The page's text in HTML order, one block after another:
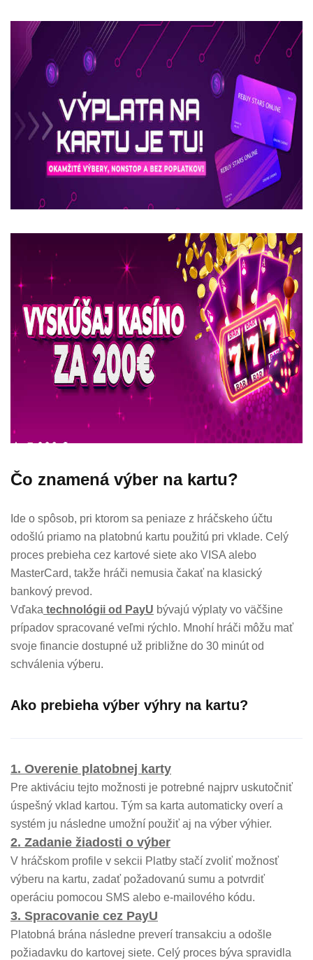
Čo znamená výber na kartu?
Ide o spôsob, pri ktorom sa peniaze z hráčskeho účtu
odošlú priamo na platobnú kartu použitú pri vklade. Celý
proces prebieha cez kartové siete ako VISA alebo
MasterCard, takže hráči nemusia čakať na klasický
bankový prevod.
Vďaka technológii od PayU bývajú výplaty vo väčšine
prípadov spracované veľmi rýchlo. Mnohí hráči môžu mať
svoje financie dostupné už približne do 30 minút od
schválenia výberu.
Ako prebieha výber výhry na kartu?
1. Overenie platobnej karty
Pre aktiváciu tejto možnosti je potrebné najprv uskutočniť
úspešný vklad kartou. Tým sa karta automaticky overí a
systém ju následne umožní použiť aj na výber výhier.
2. Zadanie žiadosti o výber
V hráčskom profile v sekcii Platby stačí zvoliť možnosť
výberu na kartu, zadať požadovanú sumu a potvrdiť
operáciu pomocou SMS alebo e-mailového kódu.
3. Spracovanie cez PayU
Platobná brána následne preverí transakciu a odošle
požiadavku do kartovej siete. Celý proces býva spravidla